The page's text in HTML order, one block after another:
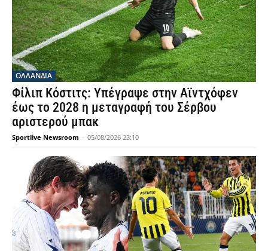
OΛΛΑΝΔΊΑ
Φίλιπ Κόστιτς: Υπέγραψε στην Αϊντχόφεν
έως το 2028 η μεταγραφή του Σέρβου
αριστερού μπακ
Sportlive Newsroom - 05/08/2026 23:10